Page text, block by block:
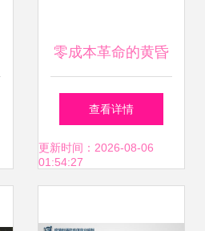
零成本革命的黄昏
与黎明 莆田无成本
加盟项目的商业模
查看详情
更新时间：2026-08-06
01:54:27